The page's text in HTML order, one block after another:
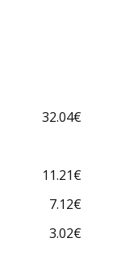
32.04€
11.21€
7.12€
3.02€